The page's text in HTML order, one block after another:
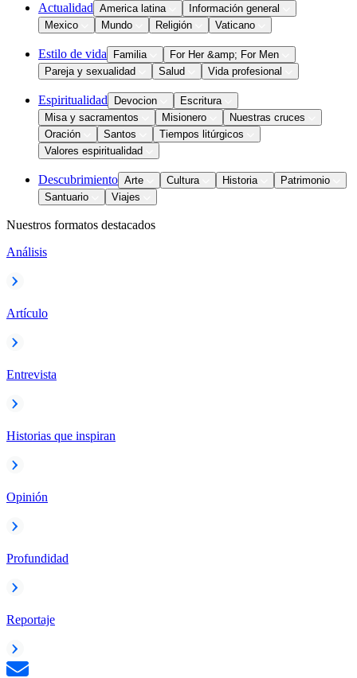
Actualidad America latina
Información general
Mexico
Mundo Religión Vaticano
Estilo de vida Familia
For Her &amp; For Men
Pareja y sexualidad
Salud Vida profesional
Espiritualidad Devocion
Escritura
Misa y sacramentos
Misionero
Nuestras cruces
Oración
Santos
Tiempos litúrgicos
Valores espiritualidad
Descubrimiento Arte Cultura Historia
Patrimonio
Santuario
Viajes
Nuestros formatos destacados
Análisis
Artículo
Entrevista
Historias que inspiran
Opinión
Profundidad
Reportaje